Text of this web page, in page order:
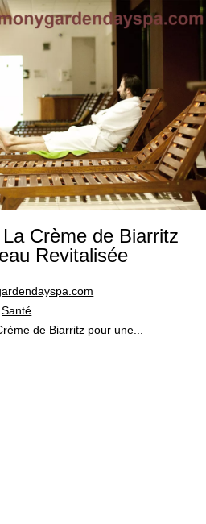
Crème de Biarritz
Revitalisée
Santé
de Biarritz pour une...